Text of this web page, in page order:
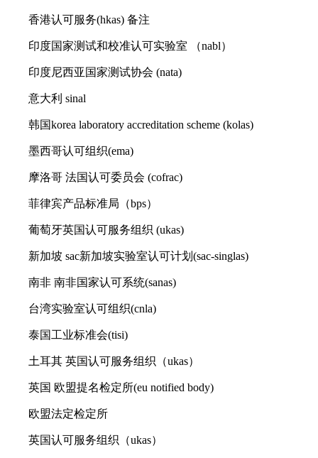
香港认可服务(hkas) 备注
印度国家测试和校准认可实验室 （nabl）
印度尼西亚国家测试协会 (nata)
意大利 sinal
韩国korea laboratory accreditation scheme (kolas)
墨西哥认可组织(ema)
摩洛哥 法国认可委员会 (cofrac)
菲律宾产品标准局（bps）
葡萄牙英国认可服务组织 (ukas)
新加坡 sac新加坡实验室认可计划(sac-singlas)
南非 南非国家认可系统(sanas)
台湾实验室认可组织(cnla)
泰国工业标准会(tisi)
土耳其 英国认可服务组织（ukas）
英国 欧盟提名检定所(eu notified body)
欧盟法定检定所
英国认可服务组织（ukas）